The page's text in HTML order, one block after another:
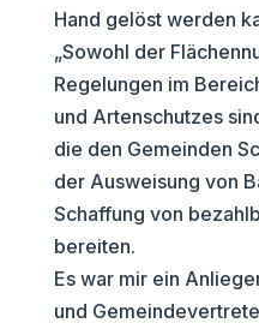
Hand gelöst werden
„Sowohl der
Regelungen im
und Artenschutzes
die den Gemeinden
der Ausweisung von
Schaffung von
bereiten.
Es war mir ein
und